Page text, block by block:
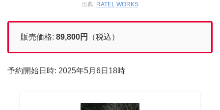
出典: RATEL WORKS
販売価格: 89,800円 （税込）
予約開始日時: 2025年5月6日18時